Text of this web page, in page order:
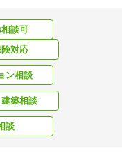
談可
対応
ン相談
築相談
談